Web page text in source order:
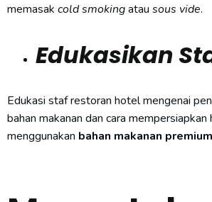
memasak cold smokingatau sous vide.
Edukasikan
Edukasi staf restoran hotel mengenai
bahan makanan dan cara mempersiapkan
menggunakan bahan makanan